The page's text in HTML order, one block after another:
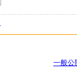
一般公